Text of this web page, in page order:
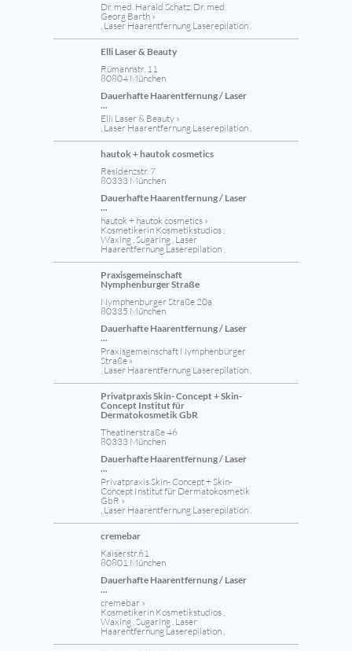
Dr. med. Harald Schatz, Dr. med.
Georg Barth »
, Laser Haarentfernung Laserepilation ,
Elli Laser & Beauty
Rümannstr. 11
80804 München
Dauerhafte Haarentfernung / Laser
...
Elli Laser & Beauty »
, Laser Haarentfernung Laserepilation ,
hautok + hautok cosmetics
Residenzstr. 7
80333 München
Dauerhafte Haarentfernung / Laser
...
hautok + hautok cosmetics »
Kosmetikerin Kosmetikstudios ,
Waxing , Sugaring , Laser
Haarentfernung Laserepilation ,
Praxisgemeinschaft
Nymphenburger Straße
Nymphenburger Straße 20a
80335 München
Dauerhafte Haarentfernung / Laser
...
Praxisgemeinschaft Nymphenburger
Straße »
, Laser Haarentfernung Laserepilation ,
Privatpraxis Skin- Concept + Skin-
Concept Institut für
Dermatokosmetik GbR
Theatinerstraße 46
80333 München
Dauerhafte Haarentfernung / Laser
...
Privatpraxis Skin- Concept + Skin-
Concept Institut für Dermatokosmetik
GbR »
, Laser Haarentfernung Laserepilation ,
cremebar
Kaiserstr.61
80801 München
Dauerhafte Haarentfernung / Laser
...
cremebar »
Kosmetikerin Kosmetikstudios ,
Waxing , Sugaring , Laser
Haarentfernung Laserepilation ,